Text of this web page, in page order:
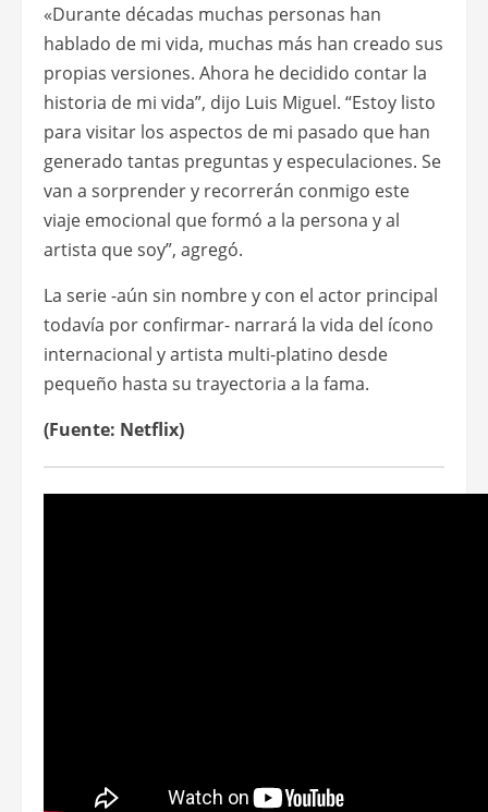
«Durante décadas muchas personas han
hablado de mi vida, muchas más han creado sus
propias versiones. Ahora he decidido contar la
historia de mi vida”, dijo Luis Miguel. “Estoy listo
para visitar los aspectos de mi pasado que han
generado tantas preguntas y especulaciones. Se
van a sorprender y recorrerán conmigo este
viaje emocional que formó a la persona y al
artista que soy”, agregó.
La serie -aún sin nombre y con el actor principal
todavía por confirmar- narrará la vida del ícono
internacional y artista multi-platino desde
pequeño hasta su trayectoria a la fama.
(Fuente: Netflix)